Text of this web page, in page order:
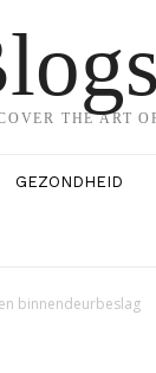
THE ART
GEZONDHEID
binnendeurbeslag